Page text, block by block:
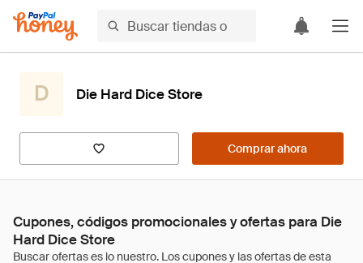
D Die Hard Dice Store
Comprar ahora
Cupones, códigos promocionales y ofertas para Die
Hard Dice Store